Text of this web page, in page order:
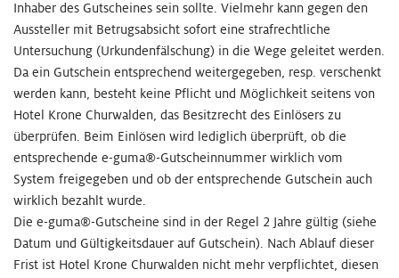
Inhaber des Gutscheines sein sollte. Vielmehr kann gegen den
Aussteller mit Betrugsabsicht sofort eine strafrechtliche
Untersuchung (Urkundenfälschung) in die Wege geleitet werden.
Da ein Gutschein entsprechend weitergegeben, resp. verschenkt
werden kann, besteht keine Pflicht und Möglichkeit seitens von
Hotel Krone Churwalden, das Besitzrecht des Einlösers zu
überprüfen. Beim Einlösen wird lediglich überprüft, ob die
entsprechende e-guma®-Gutscheinnummer wirklich vom
System freigegeben und ob der entsprechende Gutschein auch
wirklich bezahlt wurde.
Die e-guma®-Gutscheine sind in der Regel 2 Jahre gültig (siehe
Datum und Gültigkeitsdauer auf Gutschein). Nach Ablauf dieser
Frist ist Hotel Krone Churwalden nicht mehr verpflichtet, diesen